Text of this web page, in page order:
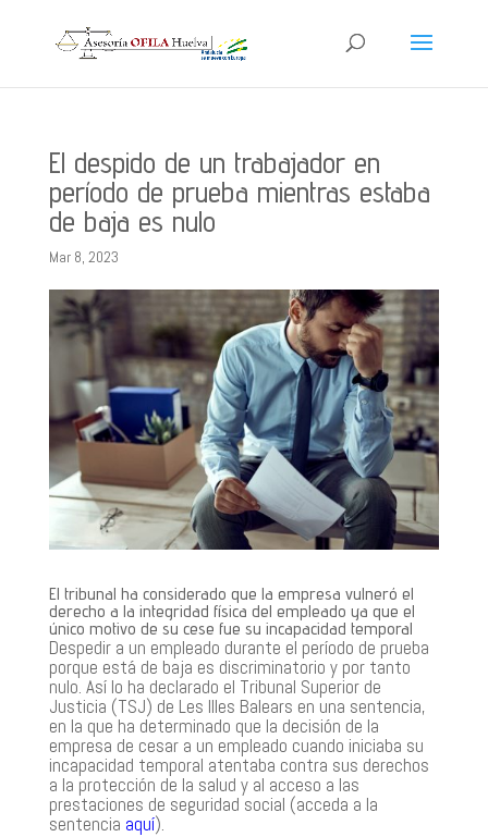
El despido de un trabajador en
período de prueba mientras estaba
de baja es nulo
Mar 8, 2023
El tribunal ha considerado que la empresa vulneró el
derecho a la integridad física del empleado ya que el
único motivo de su cese fue su incapacidad temporal
Despedir a un empleado durante el período de prueba
porque está de baja es discriminatorio y por tanto
nulo. Así lo ha declarado el Tribunal Superior de
Justicia (TSJ) de Les Illes Balears en una sentencia,
en la que ha determinado que la decisión de la
empresa de cesar a un empleado cuando iniciaba su
incapacidad temporal atentaba contra sus derechos
a la protección de la salud y al acceso a las
prestaciones de seguridad social (acceda a la
sentencia aquí).